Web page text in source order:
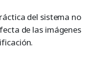
del sistema no
de las imágenes